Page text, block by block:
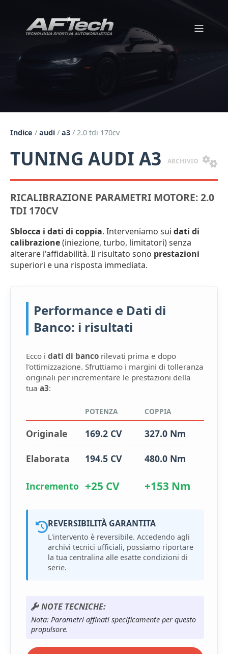
Indice / audi / a3 / 2.0 tdi 170cv
TUNING AUDI A3 ARCHIVIO
RICALIBRAZIONE PARAMETRI MOTORE: 2.0
TDI 170CV
Sblocca i dati di coppia. Interveniamo sui dati di
calibrazione(iniezione, turbo, limitatori) senza
alterare l'affidabilità. Il risultato sono prestazioni
superiori e una risposta immediata.
Performance e Dati di
Banco: i risultati
Ecco i dati di banco rilevati prima e dopo
l'ottimizzazione. Sfruttiamo i margini di tolleranza
originali per incrementare le prestazioni della
tua a3:
POTENZA COPPIA
Originale 169.2 CV 327.0 Nm
Elaborata 194.5 CV 480.0 Nm
Incremento +25 CV +153 Nm
REVERSIBILITÀ GARANTITA
L'intervento è reversibile. Accedendo agli
archivi tecnici ufficiali, possiamo riportare
la tua centralina alle esatte condizioni di
serie.
NOTE TECNICHE:
Nota: Parametri affinati specificamente per questo
propulsore.